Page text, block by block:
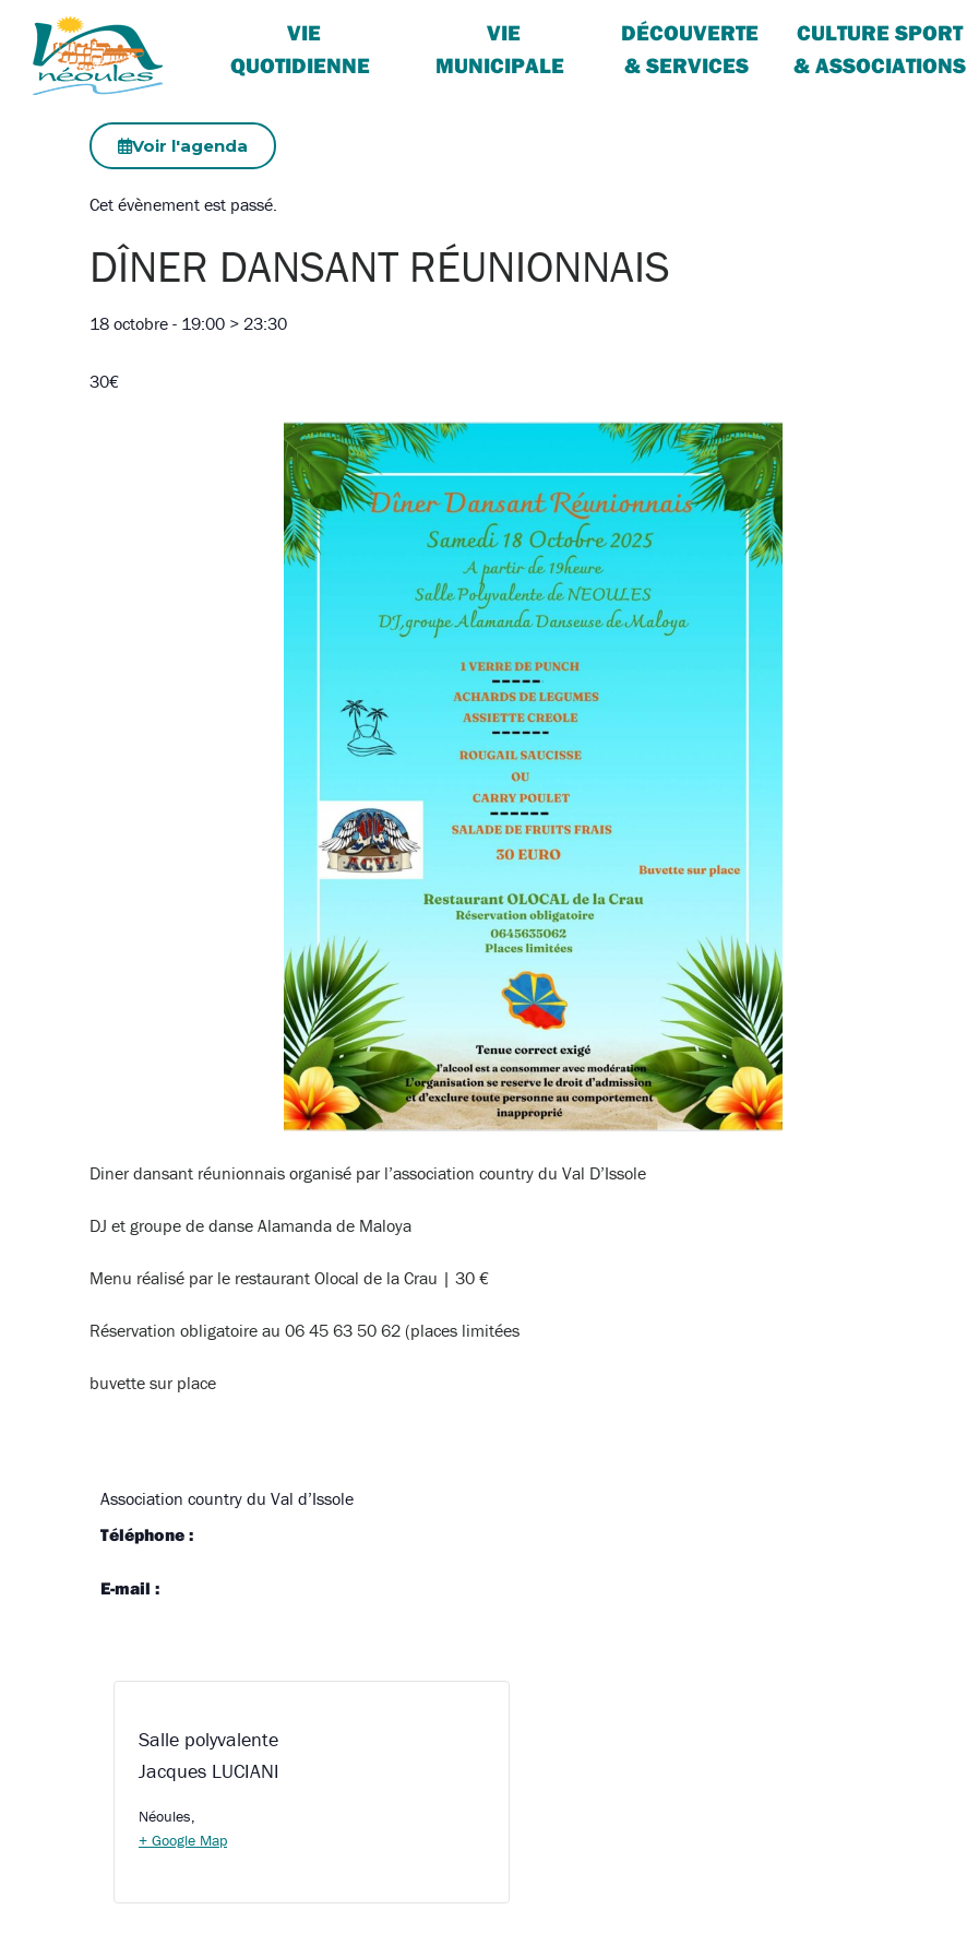
VIE
QUOTIDIENNE
VIE
MUNICIPALE
DÉCOUVERTE
& SERVICES
CULTURE SPORT
& ASSOCIATIONS
Voir l'agenda
Cet évènement est passé.
DÎNER DANSANT RÉUNIONNAIS
18 octobre - 19:00 > 23:30
30€
Diner dansant réunionnais organisé par l’association country du Val D’Issole
DJ et groupe de danse Alamanda de Maloya
Menu réalisé par le restaurant Olocal de la Crau | 30 €
Réservation obligatoire au 06 45 63 50 62 (places limitées
buvette sur place
Association country du Val d’Issole
Téléphone :
E-mail :
Salle polyvalente
Jacques LUCIANI
Néoules,
+ Google Map